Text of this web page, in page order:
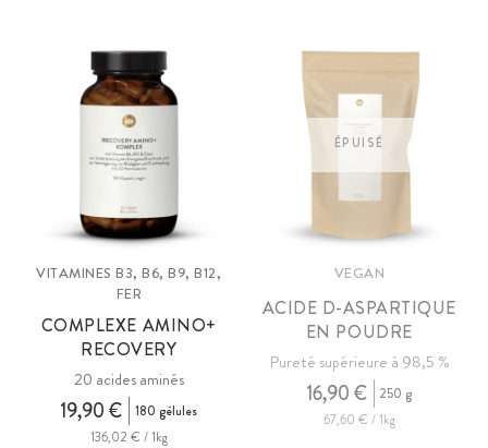
VITAMINES B3, B6, B9, B12,
FER
COMPLEXE AMINO+
RECOVERY
20 acides aminés
19,90 €
180 gélules
136,02 € / 1kg
ÉPUISÉ
VEGAN
ACIDE D-ASPARTIQUE
EN POUDRE
Pureté supérieure à 98,5 %
16,90 €
250 g
67,60 € / 1kg